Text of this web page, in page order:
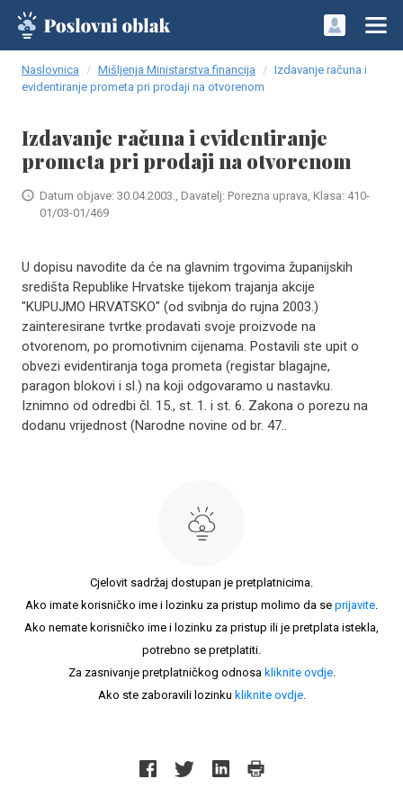
Naslovnica Mišljenja Ministarstva financija
Izdavanje računa i
evidentiranje prometa pri prodaji na otvorenom
Izdavanje računa i evidentiranje
prometa pri prodaji na otvorenom
Datum objave: 30.04.2003., Davatelj: Porezna uprava, Klasa: 410-
01/03-01/469
U dopisu navodite da će na glavnim trgovima županijskih
središta Republike Hrvatske tijekom trajanja akcije
"KUPUJMO HRVATSKO" (od svibnja do rujna 2003.)
zainteresirane tvrtke prodavati svoje proizvode na
otvorenom, po promotivnim cijenama. Postavili ste upit o
obvezi evidentiranja toga prometa (registar blagajne,
paragon blokovi i sl.) na koji odgovaramo u nastavku.
Iznimno od odredbi čl. 15., st. 1. i st. 6. Zakona o porezu na
dodanu vrijednost (Narodne novine od br. 47..
Cjelovit sadržaj dostupan je pretplatnicima.
Ako imate korisničko ime i lozinku za pristup molimo da se prijavite.
Ako nemate korisničko ime i lozinku za pristup ili je pretplata istekla,
potrebno se pretplatiti.
Za zasnivanje pretplatničkog odnosa kliknite ovdje.
Ako ste zaboravili lozinku kliknite ovdje.